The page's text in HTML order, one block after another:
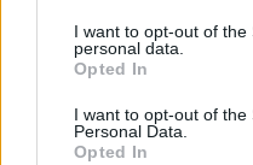
I want to opt-out of the
personal data.
Opted In
I want to opt-out of the
Personal Data.
Opted In
a külső nyílászáró
nyílászáróra való
tető cseréje,
kémény építése,